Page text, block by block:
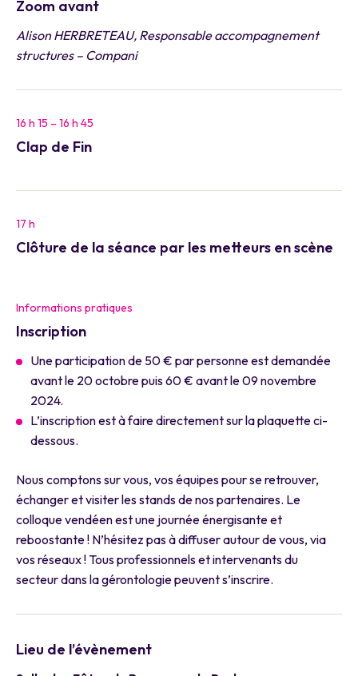
Zoom avant
Alison HERBRETEAU, Responsable accompagnement
structures – Compani
16 h 15 – 16 h 45
Clap de Fin
17 h
Clôture de la séance par les metteurs en scène
Informations pratiques
Inscription
Une participation de 50 € par personne est demandée
avant le 20 octobre puis 60 € avant le 09 novembre
2024.
L’inscription est à faire directement sur la plaquette ci-
dessous.
Nous comptons sur vous, vos équipes pour se retrouver,
échanger et visiter les stands de nos partenaires. Le
colloque vendéen est une journée énergisante et
reboostante ! N’hésitez pas à diffuser autour de vous, via
vos réseaux ! Tous professionnels et intervenants du
secteur dans la gérontologie peuvent s’inscrire.
Lieu de l’évènement